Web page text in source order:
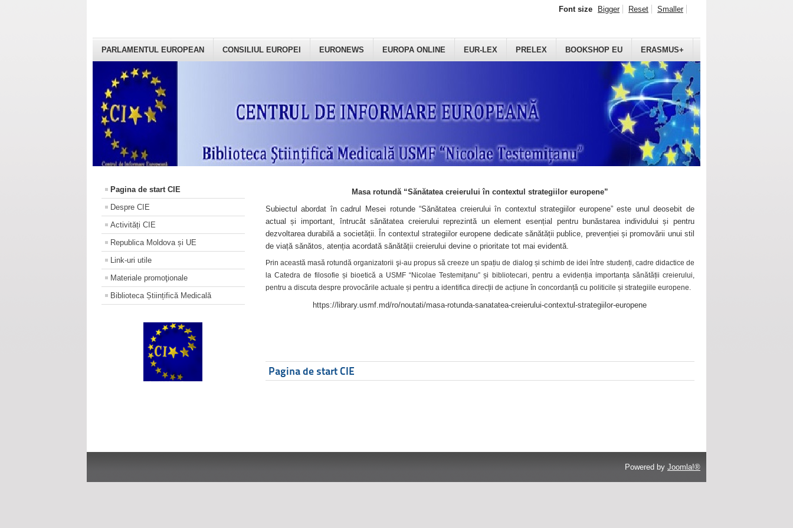
PARLAMENTUL EUROPEAN CONSILIUL EUROPEI EURONEWS EUROPA ONLINE EUR-LEX PRELEX BOOKSHOP EU ERASMUS+
Font size Bigger Reset Smaller
Pagina de start CIE
Despre CIE
Activități CIE
Republica Moldova și UE
Link-uri utile
Materiale promoţionale
Biblioteca Științifică Medicală
Masa rotundă “Sănătatea creierului în contextul strategiilor europene”
Subiectul abordat în cadrul Mesei rotunde “Sănătatea creierului în contextul strategiilor europene” este unul deosebit de
actual și important, întrucât sănătatea creierului reprezintă un element esențial pentru bunăstarea individului și pentru
dezvoltarea durabilă a societății. În contextul strategiilor europene dedicate sănătății publice, prevenției și promovării unui stil
de viață sănătos, atenția acordată sănătății creierului devine o prioritate tot mai evidentă.
Prin această masă rotundă organizatorii şi-au propus să creeze un spațiu de dialog și schimb de idei între studenți, cadre didactice de
la Catedra de filosofie și bioetică a USMF “Nicolae Testemițanu” și bibliotecari, pentru a evidenția importanța sănătății creierului,
pentru a discuta despre provocările actuale și pentru a identifica direcții de acțiune în concordanță cu politicile și strategiile europene.
https://library.usmf.md/ro/noutati/masa-rotunda-sanatatea-creierului-contextul-strategiilor-europene
Pagina de start CIE
Powered by Joomla!®